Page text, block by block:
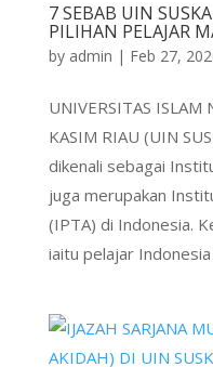
7 SEBAB UIN
PILIHAN PELAJAR
by admin | Feb 27,
UNIVERSITAS ISLAM
KASIM RIAU (UIN
dikenali sebagai
juga merupakan
(IPTA) di Indonesia.
iaitu pelajar